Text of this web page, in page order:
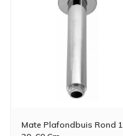
Mate Plafondbuis Rond